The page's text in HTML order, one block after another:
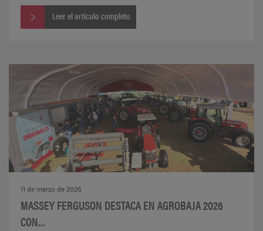
Leer el artículo completo
11 de marzo de 2026
MASSEY FERGUSON DESTACA EN AGROBAJA 2026
CON...